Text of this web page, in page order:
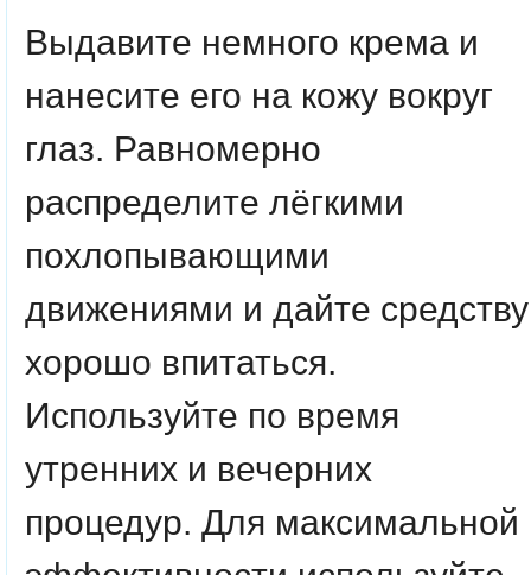
Выдавите немного крема и
нанесите его на кожу вокруг
глаз. Равномерно
распределите лёгкими
похлопывающими
движениями и дайте средству
хорошо впитаться.
Используйте по время
утренних и вечерних
процедур. Для максимальной